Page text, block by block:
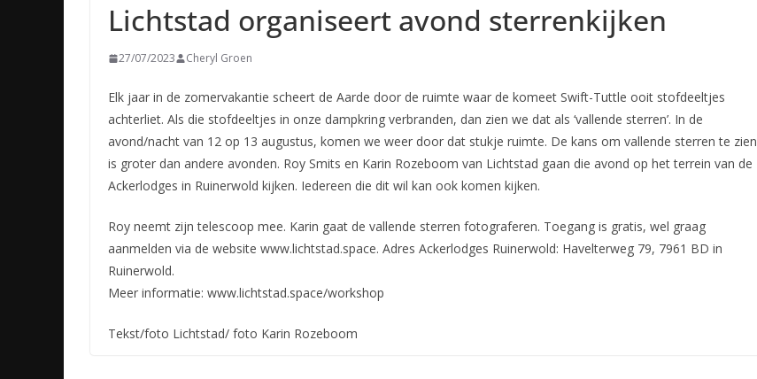
Lichtstad organiseert avond sterrenkijken
27/07/2023 Cheryl Groen
Elk jaar in de zomervakantie scheert de Aarde door de ruimte waar de komeet Swift-Tuttle ooit stofdeeltjes
achterliet. Als die stofdeeltjes in onze dampkring verbranden, dan zien we dat als ‘vallende sterren’. In de
avond/nacht van 12 op 13 augustus, komen we weer door dat stukje ruimte. De kans om vallende sterren te zien
is groter dan andere avonden. Roy Smits en Karin Rozeboom van Lichtstad gaan die avond op het terrein van de
Ackerlodges in Ruinerwold kijken. Iedereen die dit wil kan ook komen kijken.
Roy neemt zijn telescoop mee. Karin gaat de vallende sterren fotograferen. Toegang is gratis, wel graag
aanmelden via de website www.lichtstad.space. Adres Ackerlodges Ruinerwold: Havelterweg 79, 7961 BD in
Ruinerwold.
Meer informatie: www.lichtstad.space/workshop
Tekst/foto Lichtstad/ foto Karin Rozeboom